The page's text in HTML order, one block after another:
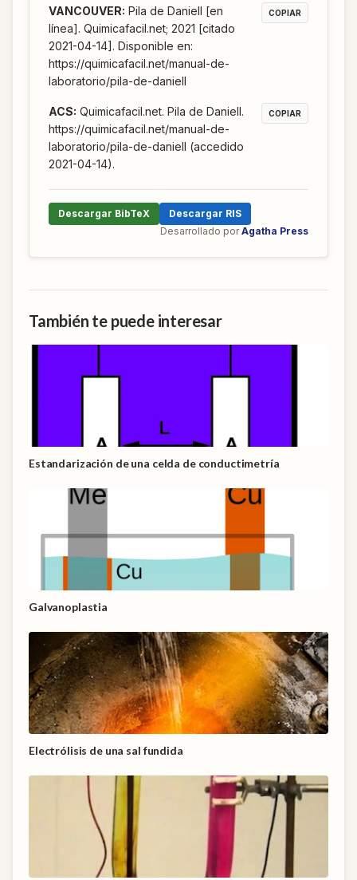
VANCOUVER: Pila de Daniell [en
línea]. Quimicafacil.net; 2021 [citado
2021-04-14]. Disponible en:
https://quimicafacil.net/manual-de-
laboratorio/pila-de-daniell
COPIAR
ACS: Quimicafacil.net. Pila de Daniell.
https://quimicafacil.net/manual-de-
laboratorio/pila-de-daniell (accedido
2021-04-14).
COPIAR
Descargar BibTeX
Descargar RIS
Desarrollado por Agatha Press
También te puede interesar
Estandarización de una celda de conductimetría
Galvanoplastia
Electrólisis de una sal fundida